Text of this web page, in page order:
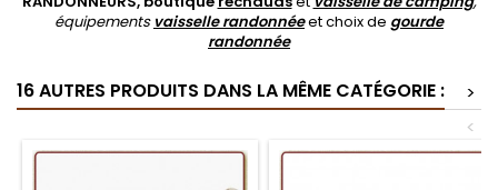
équipements vaisselle randonnéeet choix de gourde
randonnée
16 AUTRES PRODUITS DANS LA MÊME CATÉGORIE :
>
<